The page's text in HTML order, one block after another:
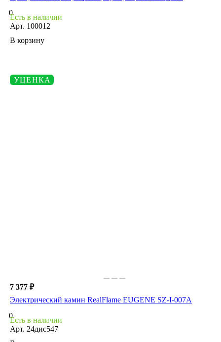
0
Есть в наличии
Арт. 100012
В корзину
УЦЕНКА
7 377 ₽
Электрический камин RealFlame EUGENE SZ-I-007A
0
Есть в наличии
Арт. 24дис547